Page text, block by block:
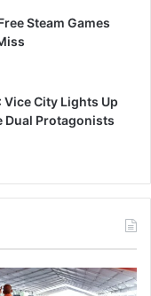
Steam Games
City Lights Up
Dual Protagonists